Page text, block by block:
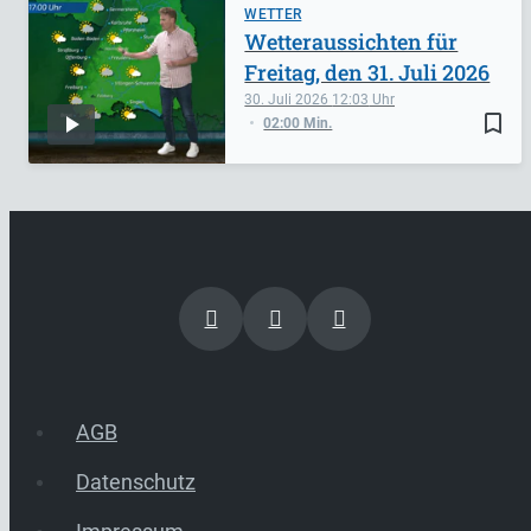
WETTER
bookmark_border
30. Juli 2026 12:03
02:00 Min.
Wetteraussichten für
Freitag, den 31. Juli 2026
AGB
Datenschutz